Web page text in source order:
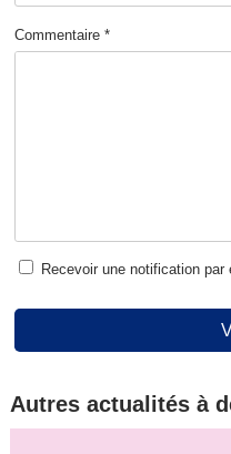
Commentaire *
Recevoir une notification
Autres actualités à